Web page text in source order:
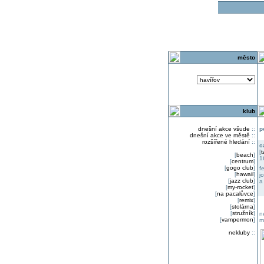
město
klub
dnešní akce všude ::
dnešní akce ve městě ::
rozšířené hledání::
[beach]
[centrum]
[gogo club]
[hawaii]
[jazz club]
[my-rocket]
[na pacalůvce]
[remix]
[stolárna]
[stružník]
[vampermon]
nekluby::
[
a